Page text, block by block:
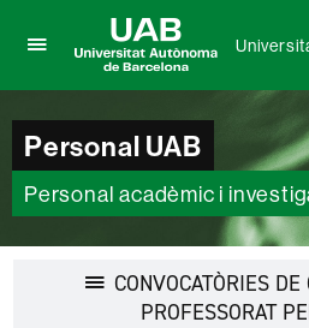
per
desplegar
el
menú
de
Universitat
Barcelona
Autònoma
de
Personal UAB
Personal acadèmic i
CONVOCATÒRIES
PROFESSORAT